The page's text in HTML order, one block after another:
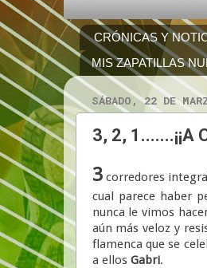
CRÓNICAS Y
MIS ZAPATILLAS
SÁBADO, 22 DE
3, 2, 1.......¡¡A
3corredores
cual parece haber
nunca le vimos
aún más veloz y
flamenca que se
a ellos Gabri.